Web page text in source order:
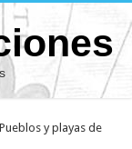
Pueblos y playas de